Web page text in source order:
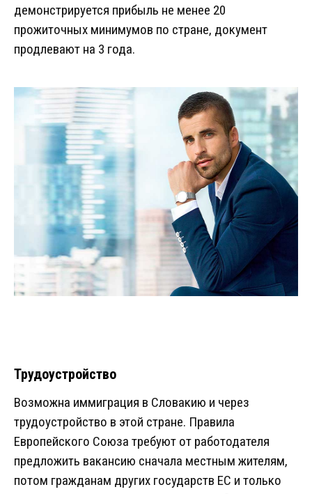
демонстрируется прибыль не менее 20
прожиточных минимумов по стране, документ
продлевают на 3 года.
Трудоустройство
Возможна иммиграция в Словакию и через
трудоустройство в этой стране. Правила
Европейского Союза требуют от работодателя
предложить вакансию сначала местным жителям,
потом гражданам других государств ЕС и только